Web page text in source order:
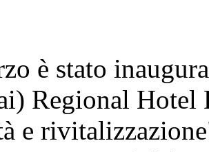
è stato
Regional Hotel
e